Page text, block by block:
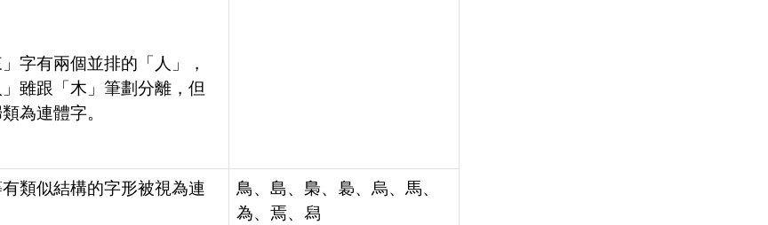
字有兩個並排的「人」，
雖跟「木」筆劃分離，但
為連體字。
有類似結構的字形被視為連
鳥、島、梟、裊、烏、馬、
為、焉、舄